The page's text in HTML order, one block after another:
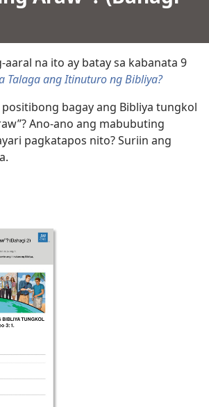
aaral na ito ay batay sa kabanata 9
Talaga ang Itinuturo ng Bibliya?
bagay ang Bibliya tungkol
Ano-ano ang mabubuting
pagkatapos nito? Suriin ang